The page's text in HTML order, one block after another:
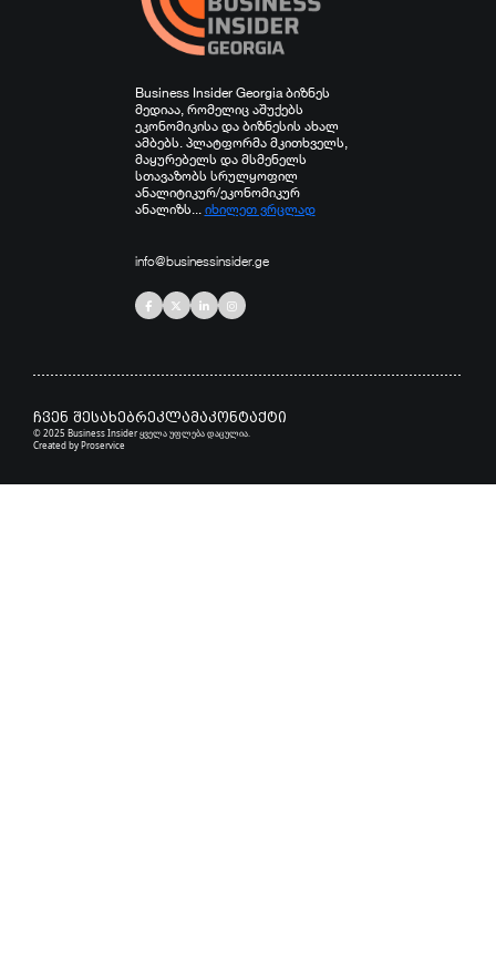
Business Insider Georgia ბიზნეს
მედიაა, რომელიც აშუქებს
ეკონომიკისა და ბიზნესის ახალ
ამბებს. პლატფორმა მკითხველს,
მაყურებელს და მსმენელს
სთავაზობს სრულყოფილ
ანალიტიკურ/ეკონომიკურ
ანალიზს... იხილეთ ვრცლად
info@businessinsider.ge
ჩვენ შესახებრეკლამაკონტაქტი
© 2025 Business Insider ყველა უფლება დაცულია.
Created byProservice